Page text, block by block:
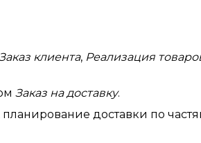
клиента, Реализация
Заказ на доставку.
доставки по